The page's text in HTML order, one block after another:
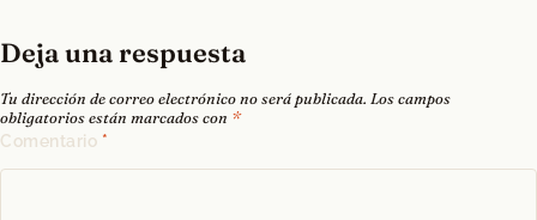
Deja una respuesta
Tu dirección de correo electrónico no será publicada. Los campos
obligatorios están marcados con *
Comentario *